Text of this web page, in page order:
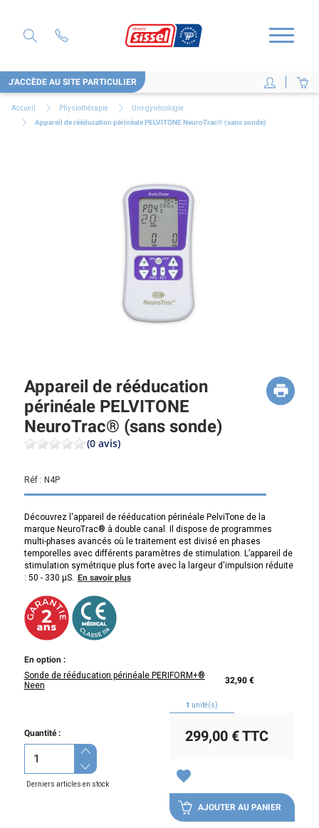
J'ACCÈDE AU SITE PARTICULIER
Accueil Physiothérapie
Uro-gynécologie
Appareil de rééducation périnéale PELVITONE NeuroTrac® (sans sonde)
Appareil de rééducation
périnéale PELVITONE
NeuroTrac® (sans sonde)
(0 avis)
Réf : N4P
Découvrez l'appareil de rééducation périnéale PelviTone de la
marque NeuroTrac® à double canal. Il dispose de programmes
multi-phases avancés où le traitement est divisé en phases
temporelles avec différents paramètres de stimulation. L’appareil de
stimulation symétrique plus forte avec la largeur d'impulsion réduite
: 50 - 330 μS. En savoir plus
En option :
Sonde de rééducation périnéale PERIFORM+®
Neen
32,90 €
Quantité :
Derniers articles en stock
1 unité(s)
299,00 €TTC
favorite
AJOUTER AU PANIER